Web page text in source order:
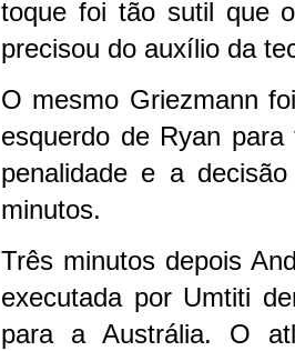
toque foi tão sutil que
precisou do auxílio da
O mesmo Griezmann
esquerdo de Ryan
penalidade e a
minutos.
Três minutos depois
executada por Umtiti
para a Austrália. O